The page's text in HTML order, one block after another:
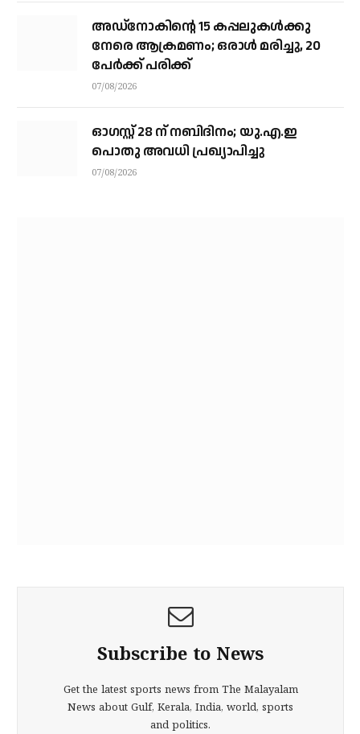
അഡ്നോകിന്റെ 15 കപ്പലുകള്‍ക്കു
നേരെ ആക്രമണം; ഒരാള്‍ മരിച്ചു, 20
പേര്‍ക്ക് പരിക്ക്
07/08/2026
ഓഗസ്റ്റ് 28 ന് നബിദിനം; യു.എ.ഇ
പൊതു അവധി പ്രഖ്യാപിച്ചു
07/08/2026
Subscribe to News
Get the latest sports news from The Malayalam
News about Gulf, Kerala, India, world, sports
and politics.